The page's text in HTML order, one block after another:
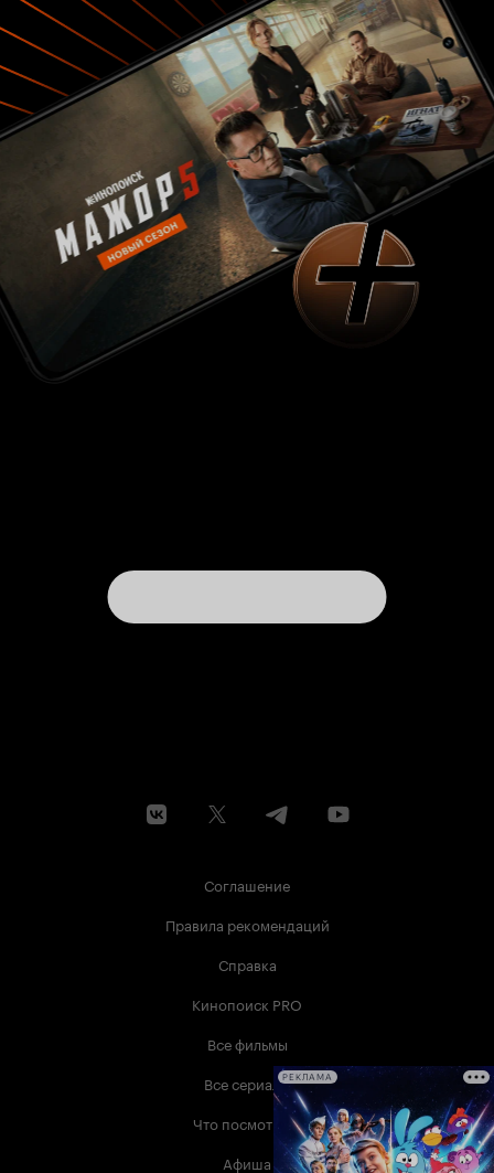
Соглашение
Правила рекомендаций
Справка
Кинопоиск PRO
Все фильмы
Все сериалы
Что посмотреть
Афиша
РЕКЛАМА